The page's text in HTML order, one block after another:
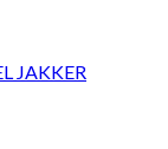
JAKKER